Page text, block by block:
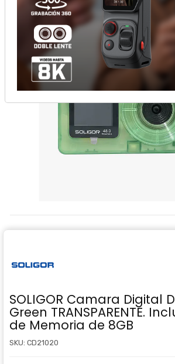
SOLIGOR Camara Digital
Green TRANSPARENTE.
de Memoria de 8GB
SKU: CD21020